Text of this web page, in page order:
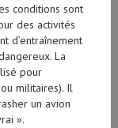
conditions sont
des activités
d’entraînement
La
pour
militaires). Il
un avion
».